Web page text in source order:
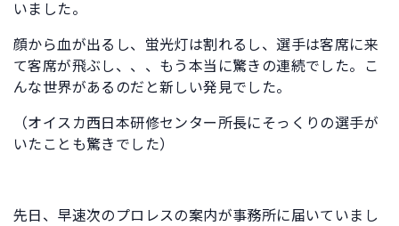
いました。
顔から血が出るし、蛍光灯は割れるし、選手は客席に来
て客席が飛ぶし、、、もう本当に驚きの連続でした。こ
んな世界があるのだと新しい発見でした。
（オイスカ西日本研修センター所長にそっくりの選手が
いたことも驚きでした）
先日、早速次のプロレスの案内が事務所に届いていまし